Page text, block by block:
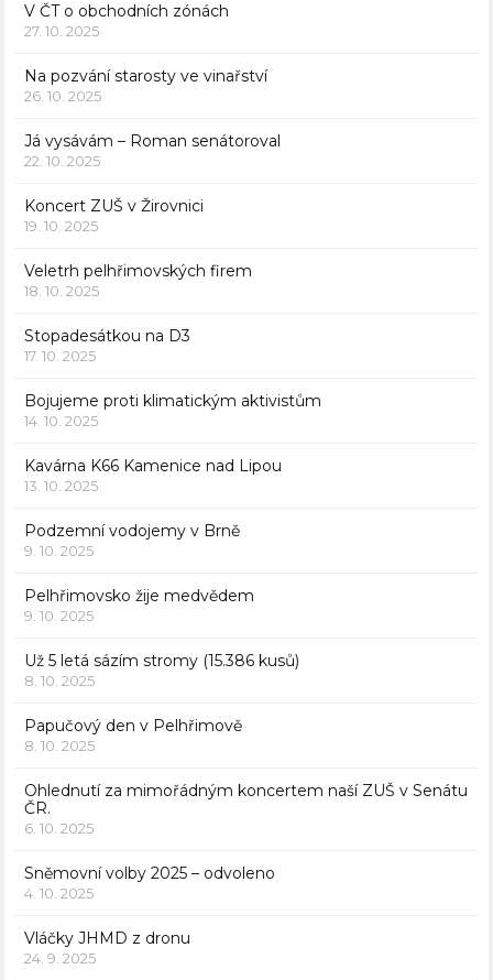
V ČT o obchodních zónách
27. 10. 2025
Na pozvání starosty ve vinařství
26. 10. 2025
Já vysávám – Roman senátoroval
22. 10. 2025
Koncert ZUŠ v Žirovnici
19. 10. 2025
Veletrh pelhřimovských firem
18. 10. 2025
Stopadesátkou na D3
17. 10. 2025
Bojujeme proti klimatickým aktivistům
14. 10. 2025
Kavárna K66 Kamenice nad Lipou
13. 10. 2025
Podzemní vodojemy v Brně
9. 10. 2025
Pelhřimovsko žije medvědem
9. 10. 2025
Už 5 letá sázím stromy (15.386 kusů)
8. 10. 2025
Papučový den v Pelhřimově
8. 10. 2025
Ohlednutí za mimořádným koncertem naší ZUŠ v Senátu
ČR.
6. 10. 2025
Sněmovní volby 2025 – odvoleno
4. 10. 2025
Vláčky JHMD z dronu
24. 9. 2025